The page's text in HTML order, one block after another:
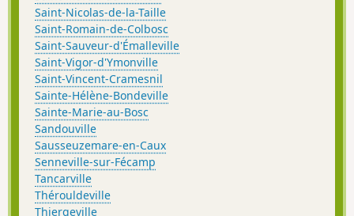
Saint-Nicolas-de-la-Taille
Saint-Romain-de-Colbosc
Saint-Sauveur-d'Émalleville
Saint-Vigor-d'Ymonville
Saint-Vincent-Cramesnil
Sainte-Hélène-Bondeville
Sainte-Marie-au-Bosc
Sandouville
Sausseuzemare-en-Caux
Senneville-sur-Fécamp
Tancarville
Thérouldeville
Thiergeville